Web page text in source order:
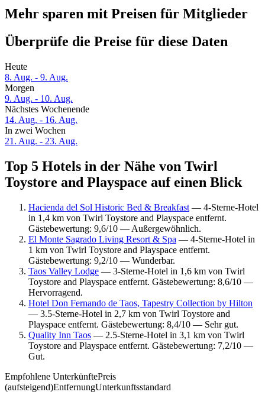
Mehr sparen mit Preisen für Mitglieder
Überprüfe die Preise für diese Daten
Heute
8. Aug. - 9. Aug.
Morgen
9. Aug. - 10. Aug.
Nächstes Wochenende
14. Aug. - 16. Aug.
In zwei Wochen
21. Aug. - 23. Aug.
Top 5 Hotels in der Nähe von Twirl
Toystore and Playspace auf einen Blick
Hacienda del Sol Historic Bed & Breakfast — 4-Sterne-Hotel
in 1,4 km von Twirl Toystore and Playspace entfernt.
Gästebewertung: 9,6/10 — Außergewöhnlich.
El Monte Sagrado Living Resort & Spa — 4-Sterne-Hotel in
1 km von Twirl Toystore and Playspace entfernt.
Gästebewertung: 9,2/10 — Wunderbar.
Taos Valley Lodge — 3-Sterne-Hotel in 1,6 km von Twirl
Toystore and Playspace entfernt. Gästebewertung: 8,6/10 —
Hervorragend.
Hotel Don Fernando de Taos, Tapestry Collection by Hilton
— 3.5-Sterne-Hotel in 2,7 km von Twirl Toystore and
Playspace entfernt. Gästebewertung: 8,4/10 — Sehr gut.
Quality Inn Taos — 2.5-Sterne-Hotel in 3,1 km von Twirl
Toystore and Playspace entfernt. Gästebewertung: 7,2/10 —
Gut.
Empfohlene UnterkünftePreis
(aufsteigend)EntfernungUnterkunftsstandard